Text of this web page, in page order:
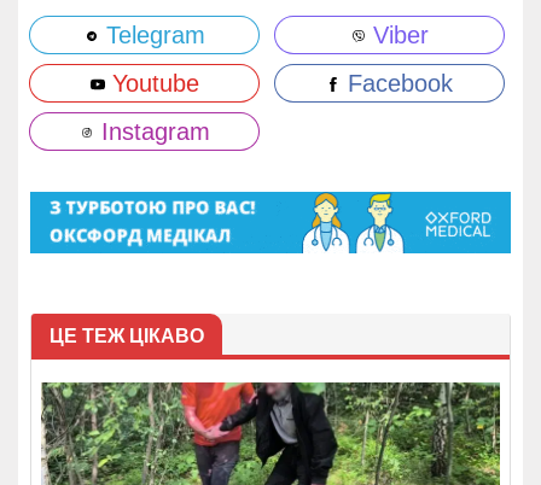
Telegram
Viber
Youtube
Facebook
Instagram
ЦЕ ТЕЖ ЦІКАВО